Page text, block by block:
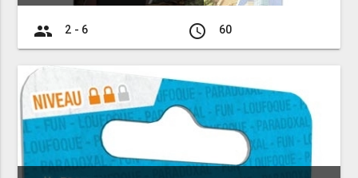
group 2 - 6 access_time 60